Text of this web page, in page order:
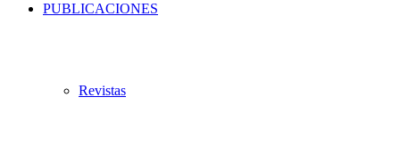
PUBLICACIONES
Revistas